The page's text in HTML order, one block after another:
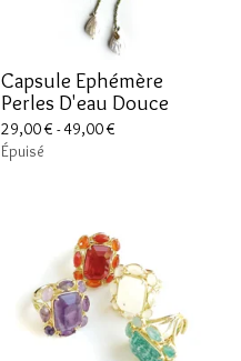
Capsule Ephémère
Perles D'eau Douce
29,00€ - 49,00€
Épuisé